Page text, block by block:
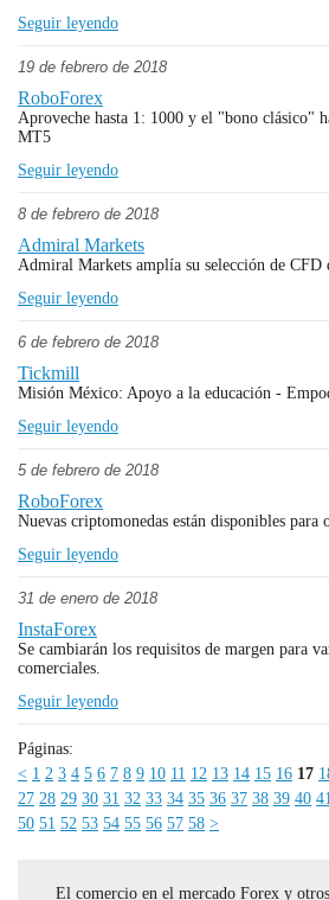
Seguir leyendo
19 de febrero de 2018
RoboForex
Aproveche hasta 1: 1000 y el "bono clásico"
MT5
Seguir leyendo
8 de febrero de 2018
Admiral Markets
Admiral Markets amplía su selección de CFD
Seguir leyendo
6 de febrero de 2018
Tickmill
Misión México: Apoyo a la educación -
Seguir leyendo
5 de febrero de 2018
RoboForex
Nuevas criptomonedas están disponibles para
Seguir leyendo
31 de enero de 2018
InstaForex
Se cambiarán los requisitos de margen para
comerciales.
Seguir leyendo
Páginas:
< 1 2 3 4 5 6 7 8 9 10 11 12 13 14 15 16 17
27 28 29 30 31 32 33 34 35 36 37 38 39 40
50 51 52 53 54 55 56 57 58 >
El comercio en el mercado Forex y